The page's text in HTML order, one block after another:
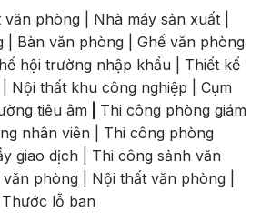
văn phòng Nhà máy sản xuất
Bàn văn phòng
Ghế văn phòng
hội trường nhập khẩu
Thiết kế
Nội thất khu công nghiệp
Cụm
tiêu âm
Thi công phòng giám
nhân viên
Thi công phòng
giao dịch
Thi công sảnh văn
văn phòng Nội thất văn phòng
Thước lỗ ban